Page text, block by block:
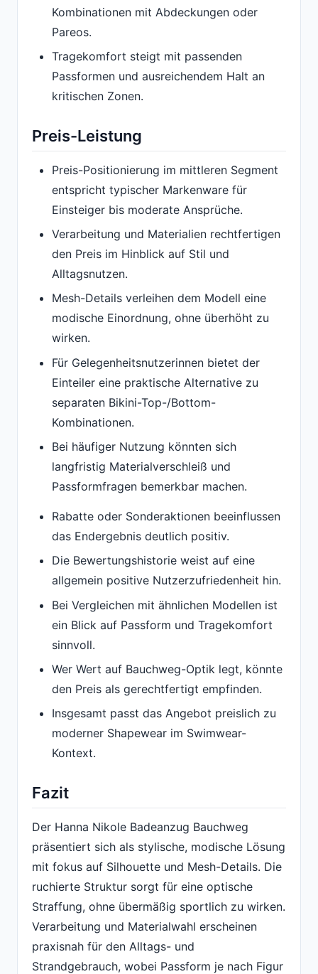
Kombinationen mit Abdeckungen oder
Pareos.
Tragekomfort steigt mit passenden
Passformen und ausreichendem Halt an
kritischen Zonen.
Preis-Leistung
Preis-Positionierung im mittleren Segment
entspricht typischer Markenware für
Einsteiger bis moderate Ansprüche.
Verarbeitung und Materialien rechtfertigen
den Preis im Hinblick auf Stil und
Alltagsnutzen.
Mesh-Details verleihen dem Modell eine
modische Einordnung, ohne überhöht zu
wirken.
Für Gelegenheitsnutzerinnen bietet der
Einteiler eine praktische Alternative zu
separaten Bikini-Top-/Bottom-
Kombinationen.
Bei häufiger Nutzung könnten sich
langfristig Materialverschleiß und
Passformfragen bemerkbar machen.
Rabatte oder Sonderaktionen beeinflussen
das Endergebnis deutlich positiv.
Die Bewertungshistorie weist auf eine
allgemein positive Nutzerzufriedenheit hin.
Bei Vergleichen mit ähnlichen Modellen ist
ein Blick auf Passform und Tragekomfort
sinnvoll.
Wer Wert auf Bauchweg-Optik legt, könnte
den Preis als gerechtfertigt empfinden.
Insgesamt passt das Angebot preislich zu
moderner Shapewear im Swimwear-
Kontext.
Fazit
Der Hanna Nikole Badeanzug Bauchweg
präsentiert sich als stylische, modische Lösung
mit fokus auf Silhouette und Mesh-Details. Die
ruchierte Struktur sorgt für eine optische
Straffung, ohne übermäßig sportlich zu wirken.
Verarbeitung und Materialwahl erscheinen
praxisnah für den Alltags- und
Strandgebrauch, wobei Passform je nach Figur